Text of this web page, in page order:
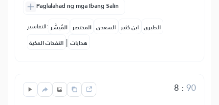
Paglalahad ng mga Ibang Salin
التفاسير: المُيسَّر المختصر السعدي ابن كثير الطبري
النفحات المكية | هدايات
8 :90